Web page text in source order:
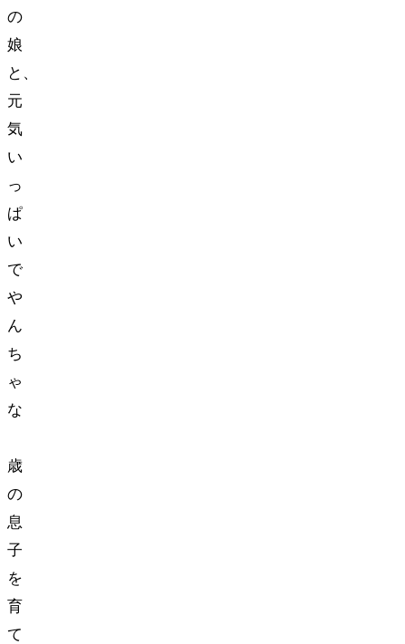
の
娘
と、
元
気
い
っ
ぱ
い
で
や
ん
ち
ゃ
な
歳
の
息
子
を
育
て